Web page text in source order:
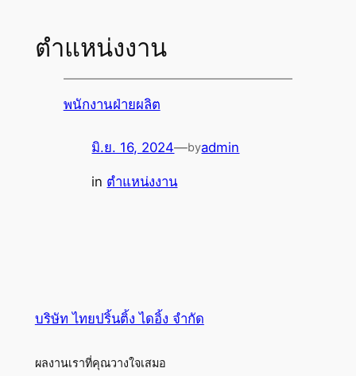
ตำแหน่งงาน
พนักงานฝ่ายผลิต
มิ.ย. 16, 2024—byadmin
in ตำแหน่งงาน
บริษัท ไทยปริ้นติ้ง ไดอิ้ง จำกัด
ผลงานเราที่คุณวางใจเสมอ